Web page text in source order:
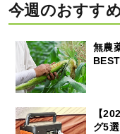
今週のおすす
無農
【
グ5